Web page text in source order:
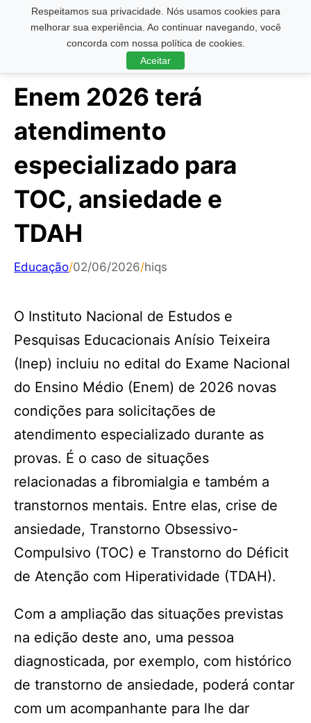
Respeitamos sua privacidade. Nós usamos cookies para
melhorar sua experiência. Ao continuar navegando, você
concorda com nossa política de cookies.
Aceitar
Pesquisar ...
Enem 2026 terá
atendimento
especializado para
TOC, ansiedade e
TDAH
Educação/02/06/2026/hiqs
O Instituto Nacional de Estudos e
Pesquisas Educacionais Anísio Teixeira
(Inep) incluiu no edital do Exame Nacional
do Ensino Médio (Enem) de 2026 novas
condições para solicitações de
atendimento especializado durante as
provas. É o caso de situações
relacionadas a fibromialgia e também a
transtornos mentais. Entre elas, crise de
ansiedade, Transtorno Obsessivo-
Compulsivo (TOC) e Transtorno do Déficit
de Atenção com Hiperatividade (TDAH).
Com a ampliação das situações previstas
na edição deste ano, uma pessoa
diagnosticada, por exemplo, com histórico
de transtorno de ansiedade, poderá contar
com um acompanhante para lhe dar